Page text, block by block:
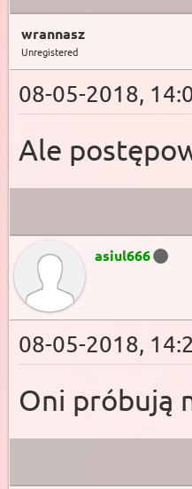
wrannasz
Unregistered
08-05-2018,
Ale
asiul666
08-05-2018,
Oni próbują